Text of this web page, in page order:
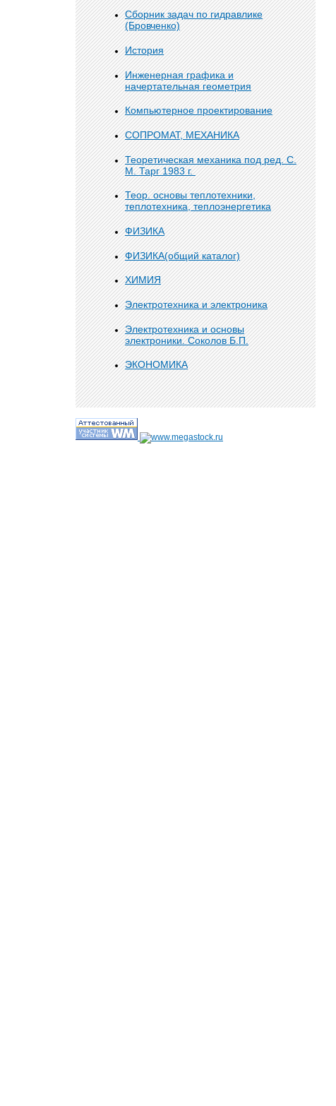
Сборник задач по гидравлике
(Бровченко)
История
Инженерная графика и
начертательная геометрия
Компьютерное проектирование
СОПРОМАТ, МЕХАНИКА
Теоретическая механика под ред. С.
М. Тарг 1983 г.
Теор. основы теплотехники,
теплотехника, теплоэнергетика
ФИЗИКА
ФИЗИКА(общий каталог)
ХИМИЯ
Электротехника и электроника
Электротехника и основы
электроники. Соколов Б.П.
ЭКОНОМИКА